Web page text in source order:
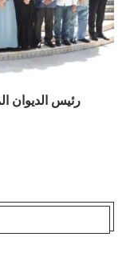
رئيس الديوان